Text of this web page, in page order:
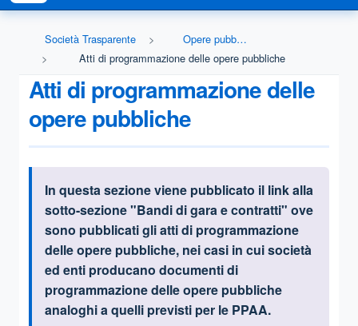
Società Trasparente
Opere pubbliche
Atti di programmazione delle opere pubbliche
Atti di programmazione delle
opere pubbliche
Informazioni introduttive
In questa sezione viene pubblicato il link alla
sotto-sezione "Bandi di gara e contratti" ove
sono pubblicatigli atti di programmazione
delle opere pubbliche, nei casi in cui società
ed enti producano documenti di
programmazione delle opere pubbliche
analoghi a quelli previsti per le PPAA.